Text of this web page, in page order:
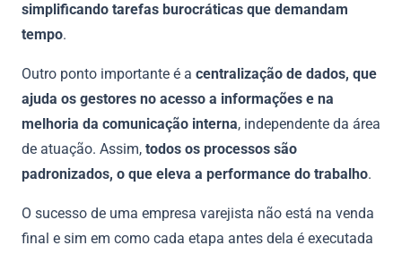
simplificando tarefas burocráticas que demandam
tempo.
Outro ponto importante é a centralização de dados, que
ajuda os gestores no acesso a informações e na
melhoria da comunicação interna, independente da área
de atuação. Assim, todos os processos são
padronizados, o que eleva a performance do trabalho.
O sucesso de uma empresa varejista não está na venda
final e sim em como cada etapa antes dela é executada